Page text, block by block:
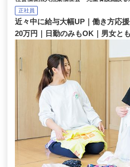
正社員
近々中に給与大幅UP｜働き方応
20万円｜日勤のみもOK｜男女と